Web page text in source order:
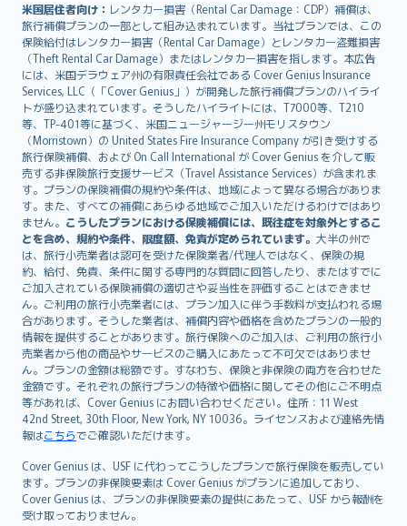
米国居住者向け： レンタカー損害（Rental Car Damage：CDP）補償は、
旅行補償プランの一部として組み込まれています。当社プランでは、この
保険給付はレンタカー損害（Rental Car Damage）とレンタカー盗難損害
（Theft Rental Car Damage）またはレンタカー損害を指します。本広告
には、米国デラウェア州の有限責任会社である Cover Genius Insurance
Services, LLC（「Cover Genius」）が開発した旅行補償プランのハイライ
トが盛り込まれています。そうしたハイライトには、T7000等、T210
等、TP-401等に基づく、米国ニュージャージー州モリスタウン
（Morristown）の United States Fire Insurance Company が引き受けする
旅行保険補償、および On Call International が Cover Genius を介して販
売する非保険旅行支援サービス（Travel Assistance Services）が含まれま
す。プランの保険補償の規約や条件は、地域によって異なる場合がありま
す。また、すべての補償にあらゆる地域でご加入いただけるわけではあり
ません。 こうしたプランにおける保険補償には、既往症を対象外とするこ
とを含め、規約や条件、限度額、免責が定められています。 大半の州で
は、旅行小売業者は認可を受けた保険業者/代理人ではなく、保険の規
約、給付、免責、条件に関する専門的な質問に回答したり、またはすでに
ご加入されている保険補償の適切さや妥当性を評価することはできませ
ん。ご利用の旅行小売業者には、プラン加入に伴う手数料が支払われる場
合があります。そうした業者は、補償内容や価格を含めたプランの一般的
情報を提供することがあります。旅行保険へのご加入は、ご利用の旅行小
売業者から他の商品やサービスのご購入にあたって不可欠ではありませ
ん。プランの金額は総額です。すなわち、保険と非保険の両方を合わせた
金額です。それぞれの旅行プランの特徴や価格に関してその他にご不明点
等があれば、Cover Genius にお問い合わせください。住所：11 West
42nd Street, 30th Floor, New York, NY 10036。ライセンスおよび連絡先情
報はこちらでご確認いただけます。
Cover Genius は、USF に代わってこうしたプランで旅行保険を販売してい
ます。プランの非保険要素は Cover Genius がプランに追加しており、
Cover Genius は、プランの非保険要素の提供にあたって、USF から報酬を
受け取っておりません。